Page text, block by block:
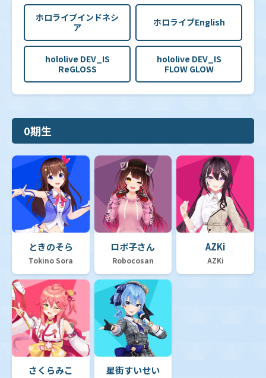
ホロライブインドネシ
ア
ホロライブEnglish
hololive DEV_IS
ReGLOSS
hololive DEV_IS
FLOW GLOW
0期生
ときのそら
Tokino Sora
ロボ子さん
Robocosan
AZKi
AZKi
さくらみこ 星街すいせい